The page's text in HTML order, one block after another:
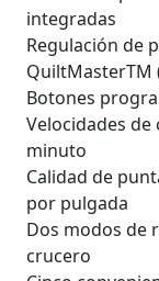
integradas
Regulación de
QuiltMasterTM
Botones
Velocidades
minuto
Calidad de
por pulgada
Dos modos de
crucero